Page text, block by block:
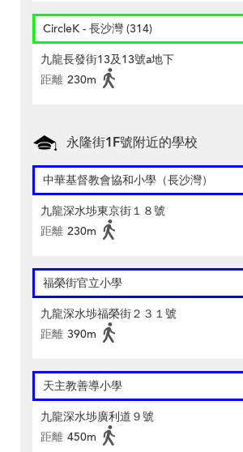
CircleK - 長沙灣 (314)
九龍長發街13及13號a地下
距離 230m
永隆街1F號附近的學校
中華基督教會協和小學（長沙灣）
九龍深水埗東京街１８號
距離 230m
福榮街官立小學
九龍深水埗福榮街２３１號
距離 390m
天主教善導小學
九龍深水埗廣利道９號
距離 450m